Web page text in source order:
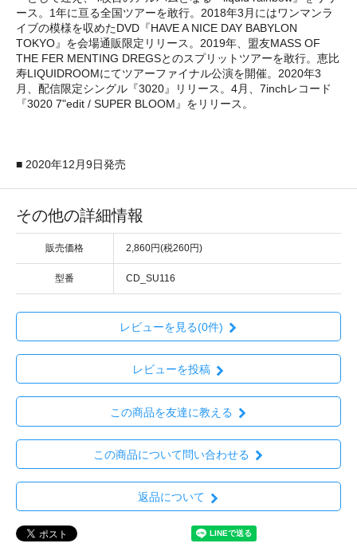
ース。1年に亘る全国ツアーを敢行。2018年3月にはワンマンラ
イブの模様を収めたDVD『HAVE A NICE DAY BABYLON
TOKYO』を会場通販限定リリース。2019年、盟友MASS OF
THE FER MENTING DREGSとのスプリットツアーを敢行。恵比
寿LIQUIDROOMにてツアーファイナル公演を開催。2020年3
月、配信限定シングル『3020』リリース。4月、7inchレコード
『3020 7"edit / SUPER BLOOM』をリリース。
■ 2020年12月9日発売
その他の詳細情報
販売価格 2,860円(税260円)
型番 CD_SU116
レビューを見る(0件)
レビューを投稿
この商品を友達に教える
この商品について問い合わせる
返品について